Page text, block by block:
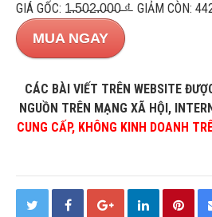
GIÁ GỐC: 1̵.̵5̵0̵2̵.̵0̵0̵0̵ ̵₫̵ GIẢM CÒN:
MUA NGAY
CÁC BÀI VIẾT TRÊN WEBSITE
NGUỒN TRÊN MẠNG XÃ HỘI,
CUNG CẤP, KHÔNG KINH DOANH